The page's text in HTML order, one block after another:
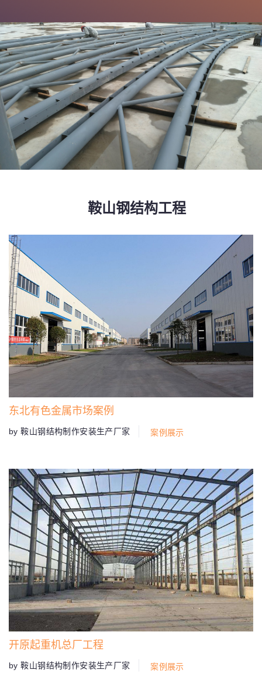
鞍山钢结构工程
东北有色金属市场案例
by 鞍山钢结构制作安装生产厂家 案例展示
开原起重机总厂工程
by 鞍山钢结构制作安装生产厂家 案例展示